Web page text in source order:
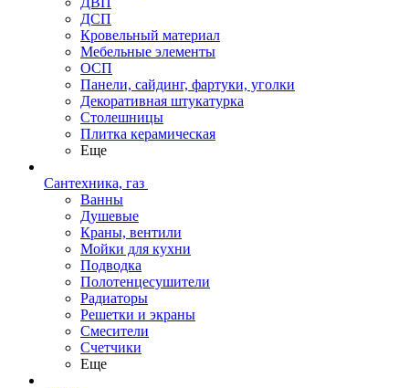
ДСП
Кровельный материал
Мебельные элементы
ОСП
Панели, сайдинг, фартуки, уголки
Декоративная штукатурка
Столешницы
Плитка керамическая
Еще
Сантехника, газ
Ванны
Душевые
Краны, вентили
Мойки для кухни
Подводка
Полотенцесушители
Радиаторы
Решетки и экраны
Смесители
Счетчики
Еще